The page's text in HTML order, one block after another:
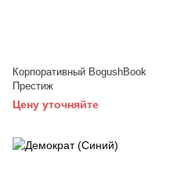
Корпоративный BogushBook
Престиж
Цену уточняйте